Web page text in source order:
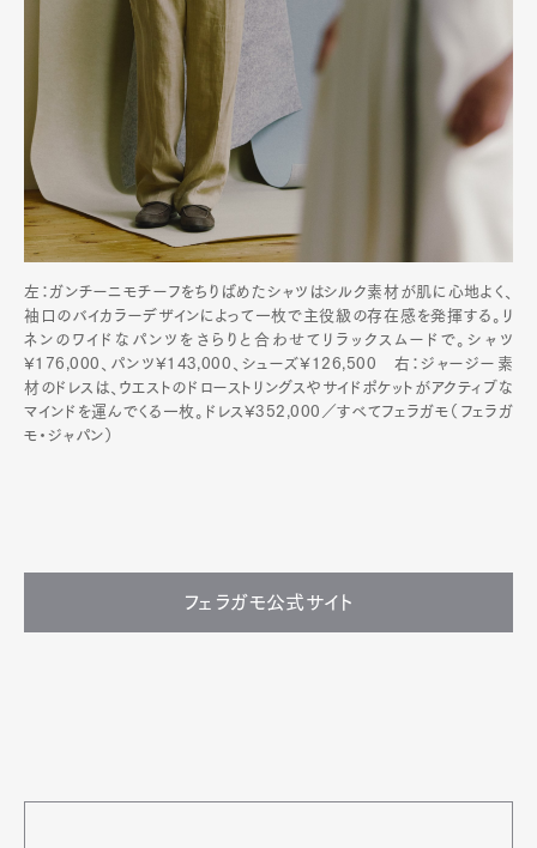
左：ガンチーニモチーフをちりばめたシャツはシルク素材が肌に心地よく、
袖口のバイカラーデザインによって一枚で主役級の存在感を発揮する。リ
ネンのワイドなパンツをさらりと合わせてリラックスムードで。シャツ
¥176,000、パンツ¥143,000、シューズ¥126,500 右：ジャージー素
材のドレスは、ウエストのドローストリングスやサイドポケットがアクティブな
マインドを運んでくる一枚。ドレス¥352,000／すべてフェラガモ（フェラガ
モ・ジャパン）
フェラガモ公式サイト